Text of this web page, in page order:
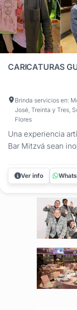
CARICATURAS
Brinda servicios en:
José, Treinta y Tres,
Flores
Una experiencia
Bar Mitzvá sean
como a los adultos
artista plástico,
Ver info